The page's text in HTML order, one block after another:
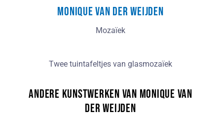
Monique van der Weijden
Mozaïek
Twee tuintafeltjes van glasmozaïek
Andere kunstwerken van Monique van
der Weijden